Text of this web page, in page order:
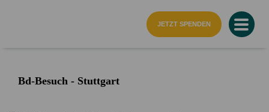
JETZT SPENDEN
Bd-Besuch - Stuttgart